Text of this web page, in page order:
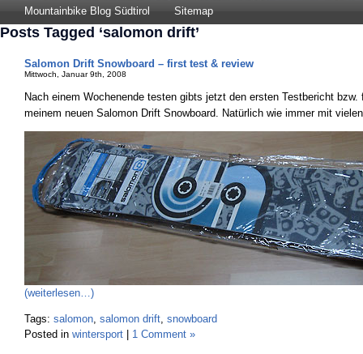
Mountainbike Blog Südtirol Sitemap
Posts Tagged ‘salomon drift’
Salomon Drift Snowboard – first test & review
Mittwoch, Januar 9th, 2008
Nach einem Wochenende testen gibts jetzt den ersten Testbericht
meinem neuen Salomon Drift Snowboard. Natürlich wie immer mit
(weiterlesen…)
Tags: salomon, salomon drift, snowboard
Posted in wintersport 1 Comment »